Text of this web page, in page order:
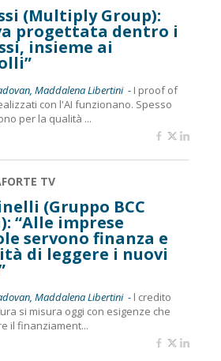
(Multiply Group):
progettata dentro i
insieme ai
Maddalena Libertini - I proof of
con l'AI funzionano. Spesso
per la qualità ...
TV
(Gruppo BCC
“Alle imprese
servono finanza e
di leggere i nuovi
Maddalena Libertini - l credito
si misura oggi con esigenze che
il finanziament...